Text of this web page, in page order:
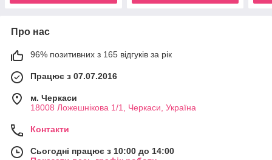
Про нас
96% позитивних з 165 відгуків за рік
Працює з 07.07.2016
м. Черкаси
18008 Ложешнікова 1/1, Черкаси, Україна
Контакти
Сьогодні працює з 10:00 до 14:00